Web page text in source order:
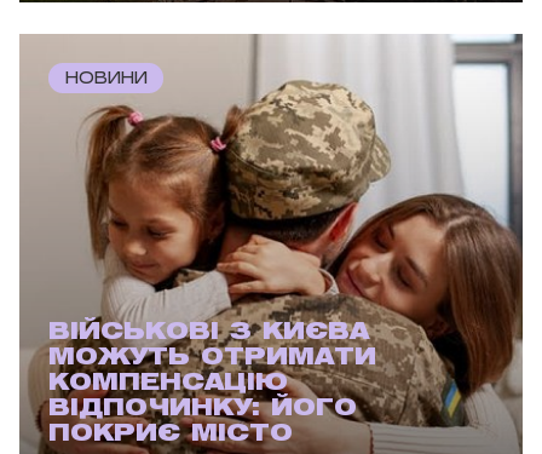
НОВИНИ
ВІЙСЬКОВІ З КИЄВА
МОЖУТЬ ОТРИМАТИ
КОМПЕНСАЦІЮ
ВІДПОЧИНКУ: ЙОГО
ПОКРИЄ МІСТО